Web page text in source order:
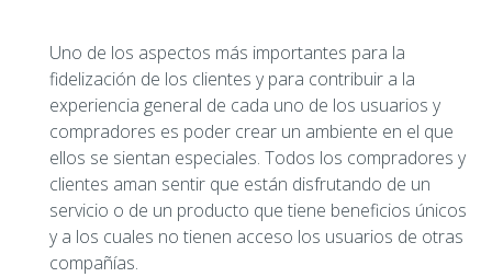
Uno de los aspectos más importantes para la
fidelización de los clientes y para contribuir a la
experiencia general de cada uno de los usuarios y
compradores es poder crear un ambiente en el que
ellos se sientan especiales. Todos los compradores y
clientes aman sentir que están disfrutando de un
servicio o de un producto que tiene beneficios únicos
y a los cuales no tienen acceso los usuarios de otras
compañías.